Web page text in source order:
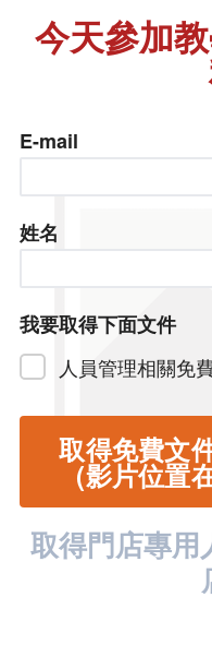
今天參加
E-mail
姓名
我要取得下面文件
人員管理相關免
取得門店專用